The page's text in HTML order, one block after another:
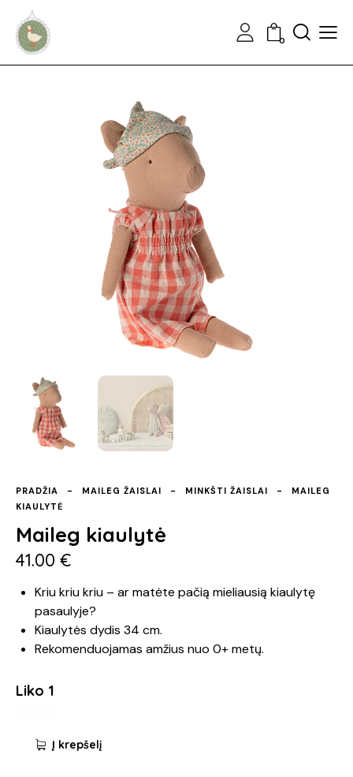
0
Ieškoti
PRADŽIA MAILEG ŽAISLAI MINKŠTI ŽAISLAI
MAILEG
KIAULYTĖ
Maileg kiaulytė
41.00 €
Kriu kriu kriu – ar matėte pačią mieliausią kiaulytę
pasaulyje?
Kiaulytės dydis 34 cm.
Rekomenduojamas amžius nuo 0+ metų.
Liko 1
Į krepšelį